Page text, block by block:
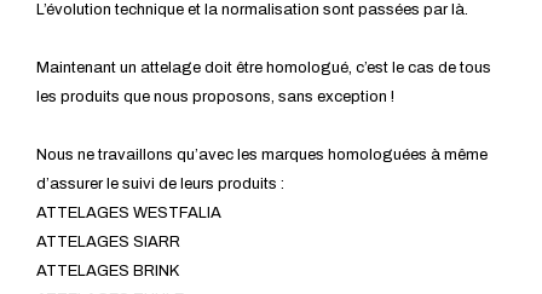
L’évolution technique et la normalisation sont passées par là.
Maintenant un attelage doit être homologué, c’est le cas de tous
les produits que nous proposons, sans exception !
Nous ne travaillons qu’avec les marques homologuées à même
d’assurer le suivi de leurs produits :
ATTELAGES WESTFALIA
ATTELAGES SIARR
ATTELAGES BRINK